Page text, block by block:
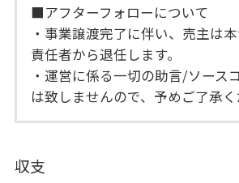
■アフターフォローについて
・事業譲渡完了に伴い、売主は
責任者から退任します。
・運営に係る一切の助言/ソース
は致しませんので、予めご了承く
収支